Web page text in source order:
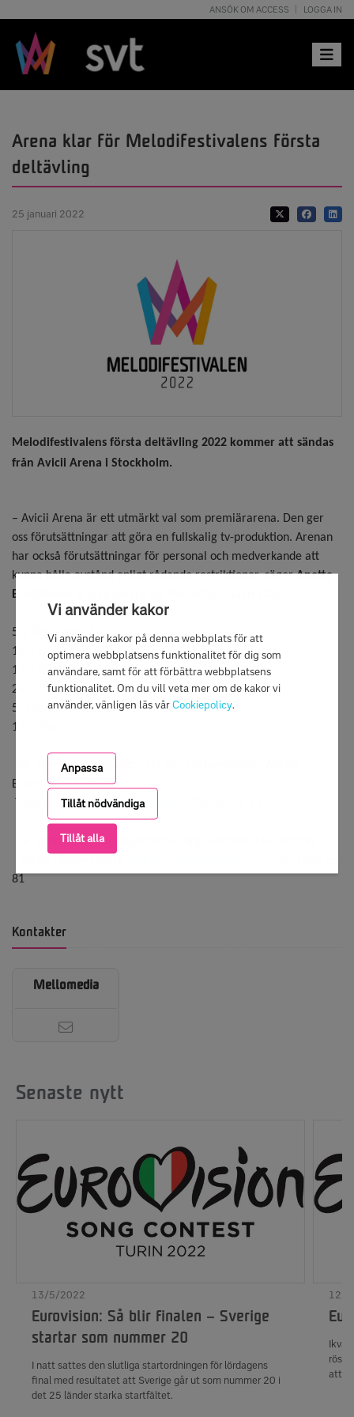
Vi använder kakor
Vi använder kakor på denna webbplats för att
optimera webbplatsens funktionalitet för dig som
användare, samt för att förbättra webbplatsens
funktionalitet. Om du vill veta mer om de kakor vi
använder, vänligen läs vårCookiepolicy.
Anpassa
Tillåt nödvändiga
Tillåt alla
ANSÖK OM ACCESS LOGGA IN
Toggle
Arena klar för Melodifestivalens första
deltävling
25 januari 2022
Melodifestivalens första deltävling 2022 kommer att sändas
från Avicii Arena i Stockholm.
– Avicii Arena är ett utmärkt val som premiärarena. Den ger
oss förutsättningar att göra en fullskalig tv-produktion. Arenan
har också förutsättningar för personal och medverkande att
kunna hålla avstånd enligt rådande restriktioner, säger Anette
Brattström
5/2 Deltävling 1
12/2 Deltävling 2
19/2 Deltävling 3
26/2 Deltävling 4
5/3 Semifinal
12/3 Final
Brattström, kontakta:
Tabrizian, tanja@assefa.se
För information om biljettförsäljning, kontakta Live Nation:
81
Kontakter
Mellomedia
Senaste nytt
13/5/2022
Eurovision: Så blir finalen – Sverige
startar som nummer 20
I natt sattes den slutliga startordningen för lördagens
final med resultatet att Sverige går ut som nummer 20 i
det 25 länder starka startfältet.
12/
rösta
att